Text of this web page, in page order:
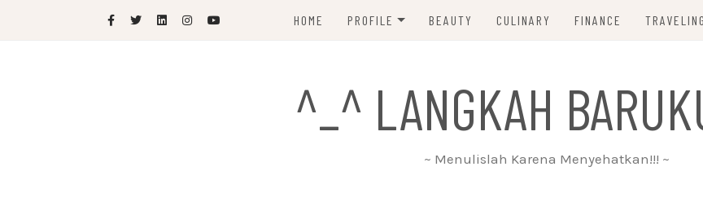
HOME PROFILE
DISCLAIMER
PRIVACY POLICY
BEAUTY CULINARY FINANCE TRAVELING
^_^ LANGKAH
~ Menulislah Karena Menyehatkan!!! ~